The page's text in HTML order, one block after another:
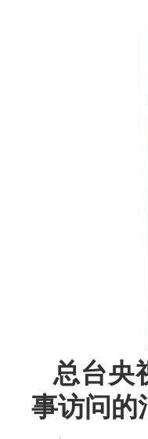
总台央
事访问的